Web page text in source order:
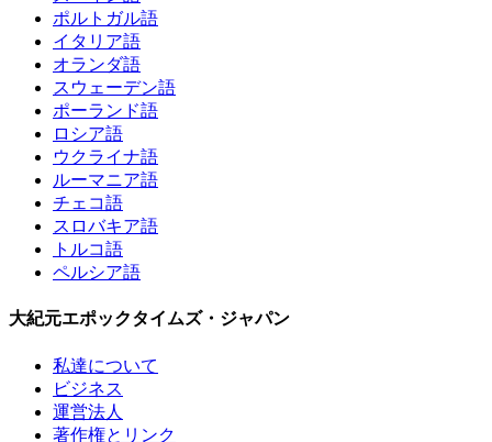
ポルトガル語
イタリア語
オランダ語
スウェーデン語
ポーランド語
ロシア語
ウクライナ語
ルーマニア語
チェコ語
スロバキア語
トルコ語
ペルシア語
大紀元エポックタイムズ・ジャパン
私達について
ビジネス
運営法人
著作権とリンク